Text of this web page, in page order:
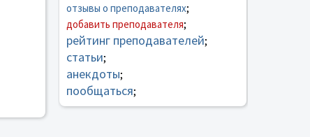
отзывы о преподавателях;
добавить преподавателя;
рейтинг преподавателей;
статьи;
анекдоты;
пообщаться;